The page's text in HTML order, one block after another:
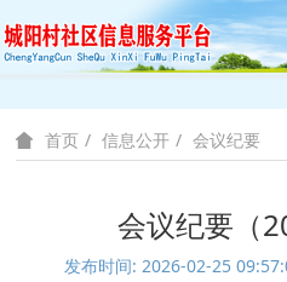
首页 信息公开 会议纪要
会议纪要（
发布时间: 2026-02-25